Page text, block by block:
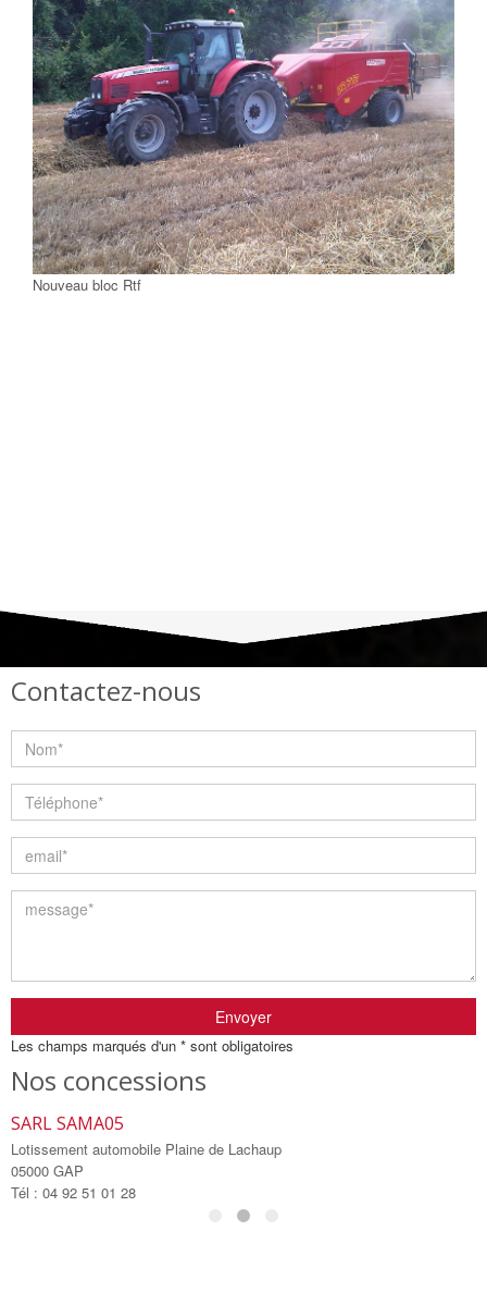
Nouveau bloc Rtf
Contactez-nous
Envoyer
Les champs marqués d'un * sont obligatoires
Nos concessions
SARL SAMA05
Lotissement automobile Plaine de Lachaup
05000 GAP
Tél : 04 92 51 01 28